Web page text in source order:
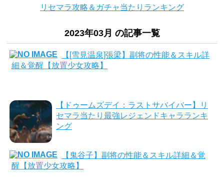
リセマラ攻略＆ガチャ当たりランキング
2023年03月 の記事一覧
【[雪見温泉]張梁】副将の性能＆スキル詳
細＆覚醒【放置少女攻略】
【ドゥームズデイ：ラストサバイバー】リ
セマラ当たり最強レジェンドキャラランキ
ング
【鬼谷子】副将の性能＆スキル詳細＆覚
醒【放置少女攻略】